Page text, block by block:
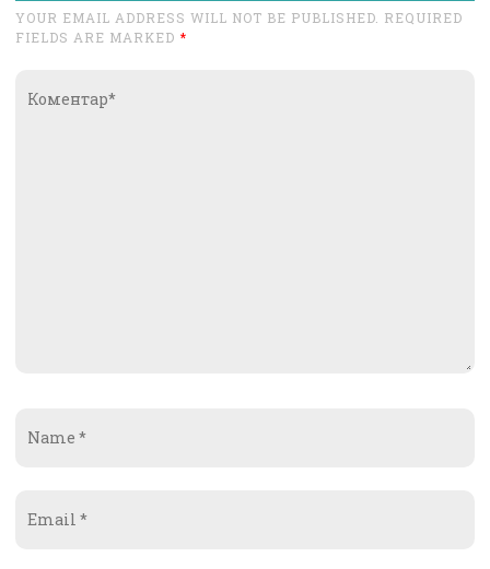
YOUR EMAIL ADDRESS WILL NOT BE PUBLISHED. REQUIRED
FIELDS ARE MARKED *